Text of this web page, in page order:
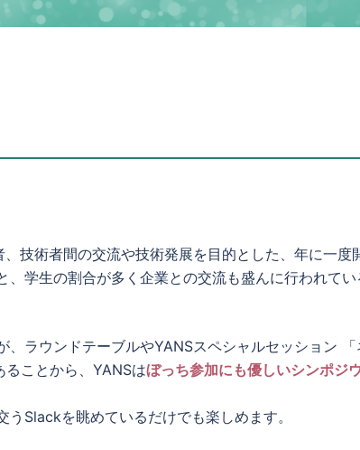
技術者間の交流や技術発展を目的とした、年に一度
学生の割合が多く企業との交流も盛んに行われてい
ラウンドテーブルやYANSスペシャルセッション 「
ことから、YANSはぼっち参加にも優しいシンポジ
Slackを眺めているだけでも楽しめます。